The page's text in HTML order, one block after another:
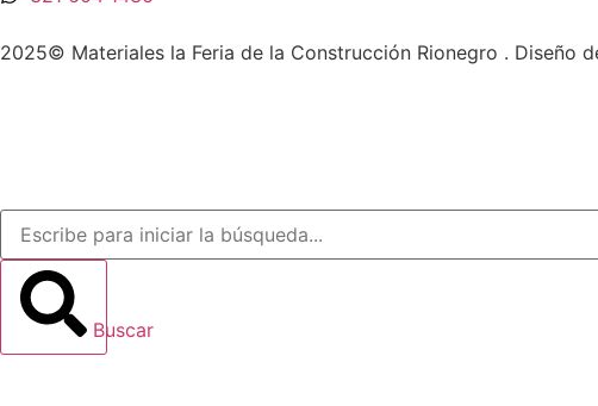
2025© Materiales la Feria de la Construcción Rionegro . Diseño
Buscar